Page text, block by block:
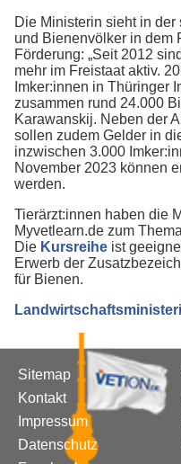
Die Ministerin sieht in
und Bienenvölker in dem
Förderung: „Seit 2012
mehr im Freistaat aktiv.
Imker:innen in Thüringer
zusammen rund 24.000
Karawanskij. Neben der
sollen zudem Gelder in
inzwischen 3.000
November 2023 können
werden.
Tierärzt:innen haben die
Myvetlearn.de zum
Die Kursreihe ist
Erwerb der
für Bienen.
Sitemap
Kontakt
Impressum
Datenschutz